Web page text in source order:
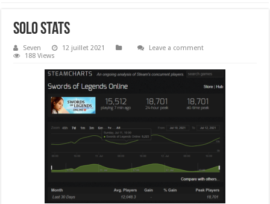
solo stats
Seven 12 juillet 2021
Leave a comment
188 Views